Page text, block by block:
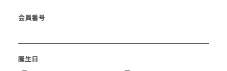
会員番号
誕生日